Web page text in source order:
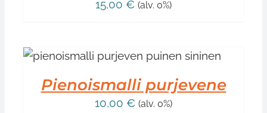
15,00 € (alv. 0%)
Pienoismalli purjevene
10,00 € (alv. 0%)